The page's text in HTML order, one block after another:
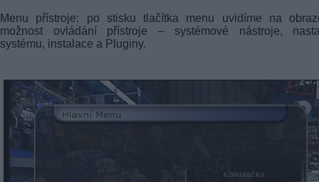
Menu přístroje: po stisku tlačítka menu uvidíme na
možnost ovládání přístroje – systémové nástroje,
systému, instalace a Pluginy.